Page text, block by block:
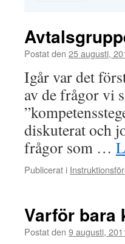
Postat den 25 augusti,
Igår var det
av de frågor vi
diskuterat och
frågor som …
Publicerat i
Varför bara
Postat den 9 augusti,